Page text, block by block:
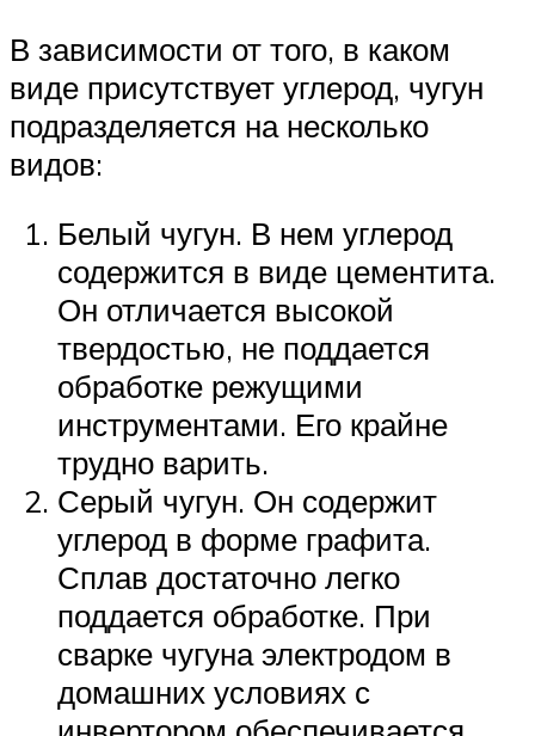
В зависимости от того, в каком
виде присутствует углерод, чугун
подразделяется на несколько
видов:
Белый чугун. В нем углерод
содержится в виде цементита.
Он отличается высокой
твердостью, не поддается
обработке режущими
инструментами. Его крайне
трудно варить.
Серый чугун. Он содержит
углерод в форме графита.
Сплав достаточно легко
поддается обработке. При
сварке чугуна электродом в
домашних условиях с